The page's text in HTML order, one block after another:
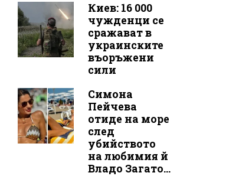
Киев: 16 000
чужденци се
сражават в
украинските
въоръжени
сили
Симона
Пейчева
отиде на море
след
убийството
на любимия й
Владо Загато...